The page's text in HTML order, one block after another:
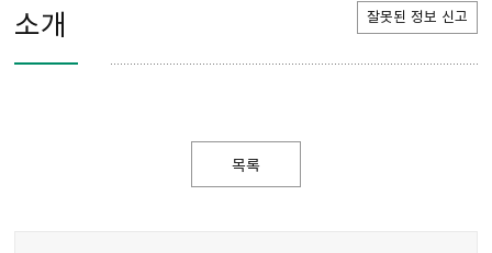
소개 잘못된 정보 신고
목록